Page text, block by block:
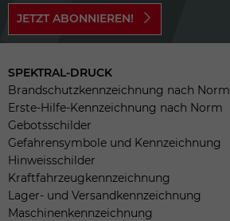
JETZT ABONNIEREN!
SPEKTRAL-DRUCK
Brandschutzkennzeichnung nach Norm
Erste-Hilfe-Kennzeichnung nach Norm
Gebotsschilder
Gefahrensymbole und Kennzeichnung
Hinweisschilder
Kraftfahrzeugkennzeichnung
Lager- und Versandkennzeichnung
Maschinenkennzeichnung